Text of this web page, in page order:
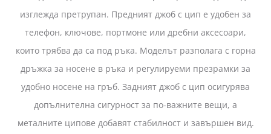
изглежда претрупан. Предният джоб с цип е удобен за
телефон, ключове, портмоне или дребни аксесоари,
които трябва да са под ръка. Моделът разполага с горна
дръжка за носене в ръка и регулируеми презрамки за
удобно носене на гръб. Задният джоб с цип осигурява
допълнителна сигурност за по-важните вещи, а
металните ципове добавят стабилност и завършен вид.